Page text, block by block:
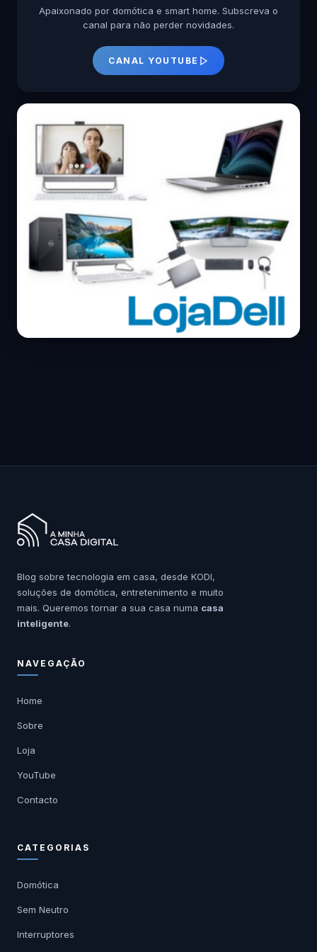
Apaixonado por domótica e smart home. Subscreva o
canal para não perder novidades.
CANAL YOUTUBE
Blog sobre tecnologia em casa, desde KODI,
soluções de domótica, entretenimento e muito
mais. Queremos tornar a sua casa numa casa
inteligente.
NAVEGAÇÃO
Home
Sobre
Loja
YouTube
Contacto
CATEGORIAS
Domótica
Sem Neutro
Interruptores